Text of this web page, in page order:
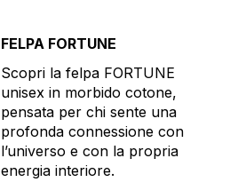
FELPA FORTUNE
Scopri la felpa FORTUNE
unisex in morbido cotone,
pensata per chi sente una
profonda connessione con
l’universo e con la propria
energia interiore.